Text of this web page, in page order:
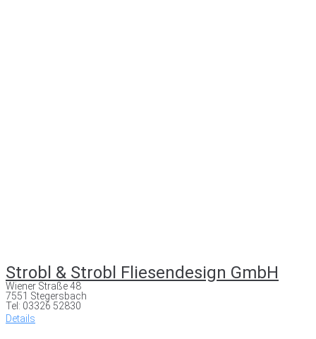
Strobl & Strobl Fliesendesign GmbH
Wiener Straße 48
7551 Stegersbach
Tel: 03326 52830
Details